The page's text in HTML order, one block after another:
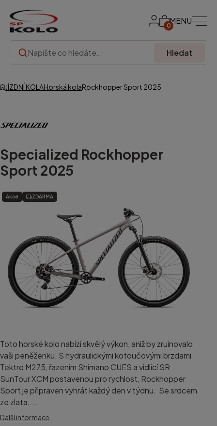
0MENU
Hledat
JÍZDNÍ KOLAHorská kolaRockhopper Sport 2025
Specialized Rockhopper
Sport 2025
Akce ZDARMA
Toto horské kolo nabízí skvělý výkon, aniž by zruinovalo
vaši peněženku. S hydraulickými kotoučovými brzdami
Tektro M275, řazením Shimano CUES a vidlicí SR
SunTour XCM postavenou pro rychlost, Rockhopper
Sport je připraven vyhrát každý den v týdnu. Se srdcem
ze zlata,...
Další informace